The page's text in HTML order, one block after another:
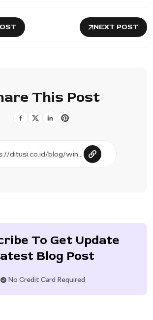
NEXT POST
This Post
To Get Update
Blog Post
No Credit Card Required